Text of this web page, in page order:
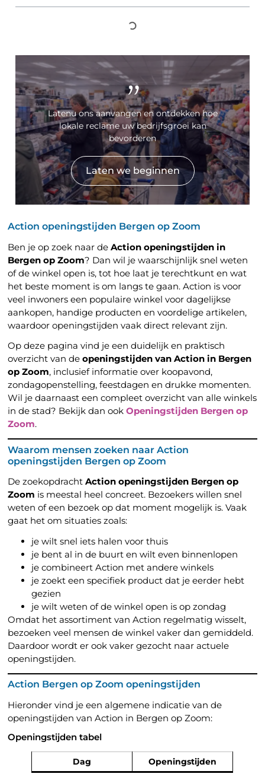
Action openingstijden Bergen op Zoom
Ben je op zoek naar deAction openingstijden in
Bergen op Zoom? Dan wil je waarschijnlijk snel weten
of de winkel open is, tot hoe laat je terechtkunt en wat
het beste moment is om langs te gaan. Action is voor
veel inwoners een populaire winkel voor dagelijkse
aankopen, handige producten en voordelige artikelen,
waardoor openingstijden vaak direct relevant zijn.
Op deze pagina vind je een duidelijk en praktisch
overzicht van deopeningstijden van Action in Bergen
op Zoom, inclusief informatie over koopavond,
zondagopenstelling, feestdagen en drukke momenten.
Wil je daarnaast een compleet overzicht van alle winkels
in de stad? Bekijk dan ookOpeningstijden Bergen op
Zoom.
Waarom mensen zoeken naar Action
openingstijden Bergen op Zoom
De zoekopdrachtAction openingstijden Bergen op
Zoom is meestal heel concreet. Bezoekers willen snel
weten of een bezoek op dat moment mogelijk is. Vaak
gaat het om situaties zoals:
je wilt snel iets halen voor thuis
je bent al in de buurt en wilt even binnenlopen
je combineert Action met andere winkels
je zoekt een specifiek product dat je eerder hebt
gezien
je wilt weten of de winkel open is op zondag
Omdat het assortiment van Action regelmatig wisselt,
bezoeken veel mensen de winkel vaker dan gemiddeld.
Daardoor wordt er ook vaker gezocht naar actuele
openingstijden.
Action Bergen op Zoom openingstijden
Hieronder vind je een algemene indicatie van de
openingstijden van Action in Bergen op Zoom:
Openingstijden tabel
Dag Openingstijden
"
Latenu ons aanvangen en ontdekken hoe
lokale reclame uw bedrijfsgroei kan
bevorderen
Laten we beginnen